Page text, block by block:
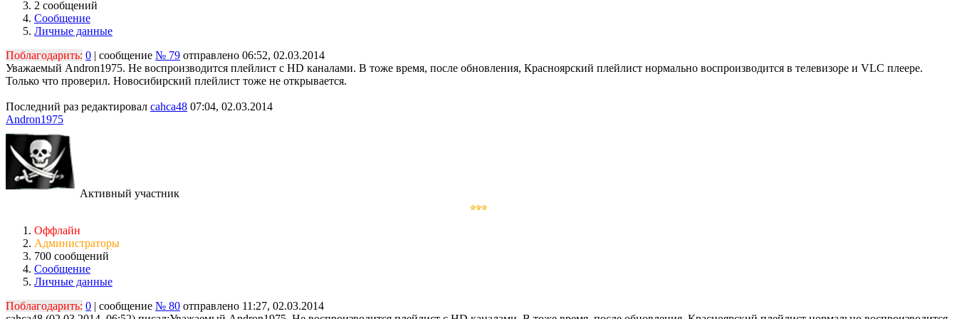
2 сообщений
Сообщение
Личные данные
Поблагодарить: 0 | сообщение № 79 отправлено 06:52, 02.03.2014
Уважаемый Andron1975. Не воспроизводится плейлист с HD каналами. В тоже время, после обновления, Красноярский плейлист нормально воспроизводится в телевизоре и VLC плеере.
Только что проверил. Новосибирский плейлист тоже не открывается.
Последний раз редактировал cahca48 07:04, 02.03.2014
Andron1975
Активный участник
Оффлайн
Администраторы
700 сообщений
Сообщение
Личные данные
Поблагодарить: 0 | сообщение № 80 отправлено 11:27, 02.03.2014